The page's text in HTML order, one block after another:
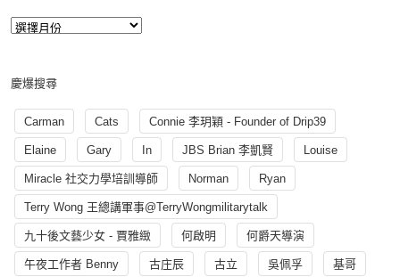
慶爆搜尋
Carman Cats Connie 李玥穎 - Founder of Drip39
Elaine Gary In JBS Brian 李凱賢 Louise
Miracle 社交力學培訓導師 Norman Ryan
Terry Wong 王總講軍事@TerryWongmilitarytalk
九十後文藝少女 - 賈雅緻 何啟明 何爵天導演
午夜工作者 Benny 古庄辰 古立 吳佩孚 基哥